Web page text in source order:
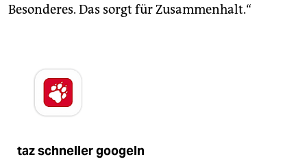
Besonderes. Das sorgt für Zusammenhalt.“
taz schneller googeln